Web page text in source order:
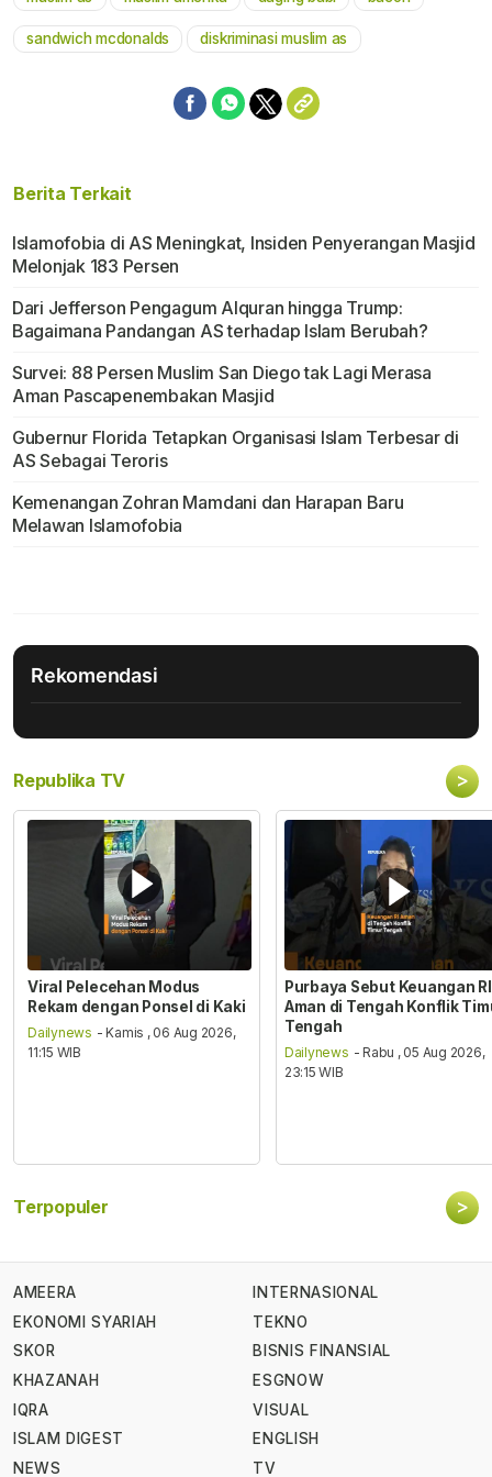
sandwich mcdonalds diskriminasi muslim as
Berita Terkait
Islamofobia di AS Meningkat, Insiden Penyerangan Masjid
Melonjak 183 Persen
Dari Jefferson Pengagum Alquran hingga Trump:
Bagaimana Pandangan AS terhadap Islam Berubah?
Survei: 88 Persen Muslim San Diego tak Lagi Merasa
Aman Pascapenembakan Masjid
Gubernur Florida Tetapkan Organisasi Islam Terbesar di
AS Sebagai Teroris
Kemenangan Zohran Mamdani dan Harapan Baru
Melawan Islamofobia
Rekomendasi
Republika TV >
Viral Pelecehan Modus
Rekam dengan Ponsel di Kaki
Dailynews - Kamis , 06 Aug 2026,
11:15 WIB
Purbaya Sebut Keuangan RI
Aman di Tengah Konflik
Tengah
Dailynews - Rabu , 05 Aug 2026,
23:15 WIB
Terpopuler >
AMEERA
EKONOMI SYARIAH
SKOR
KHAZANAH
IQRA
ISLAM DIGEST
NEWS
INTERNASIONAL
TEKNO
BISNIS FINANSIAL
ESGNOW
VISUAL
ENGLISH
TV